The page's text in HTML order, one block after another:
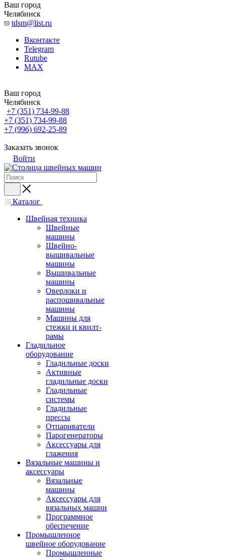
Ваш город
Челябинск
tdsm@list.ru
Вконтакте
Telegram
Rutube
MAX
Ваш город
Челябинск
+7 (351) 734-99-88
+7 (351) 734-99-88
+7 (996) 692-25-89
Заказать звонок
Войти
Каталог
Швейная техника
Швейные
машины
Швейно-
вышивальные
машины
Вышивальные
машины
Оверлоки и
распошивальные
машины
Машины для
стежки и квилт-
рамы
Гладильное
оборудование
Гладильные доски
Активные
гладильные доски
Гладильные
системы
Гладильные
прессы
Отпариватели
Парогенераторы
Аксессуары для
глажения
Вязальные машины и
аксессуары
Вязальные
машины
Аксессуары для
вязальных машин
Программное
обеспечение
Промышленное
швейное оборудование
Промышленные